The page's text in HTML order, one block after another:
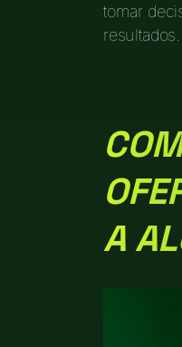
tomar
resultados.
A